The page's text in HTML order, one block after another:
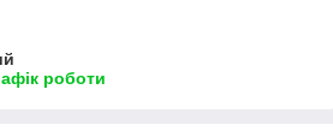
роботи